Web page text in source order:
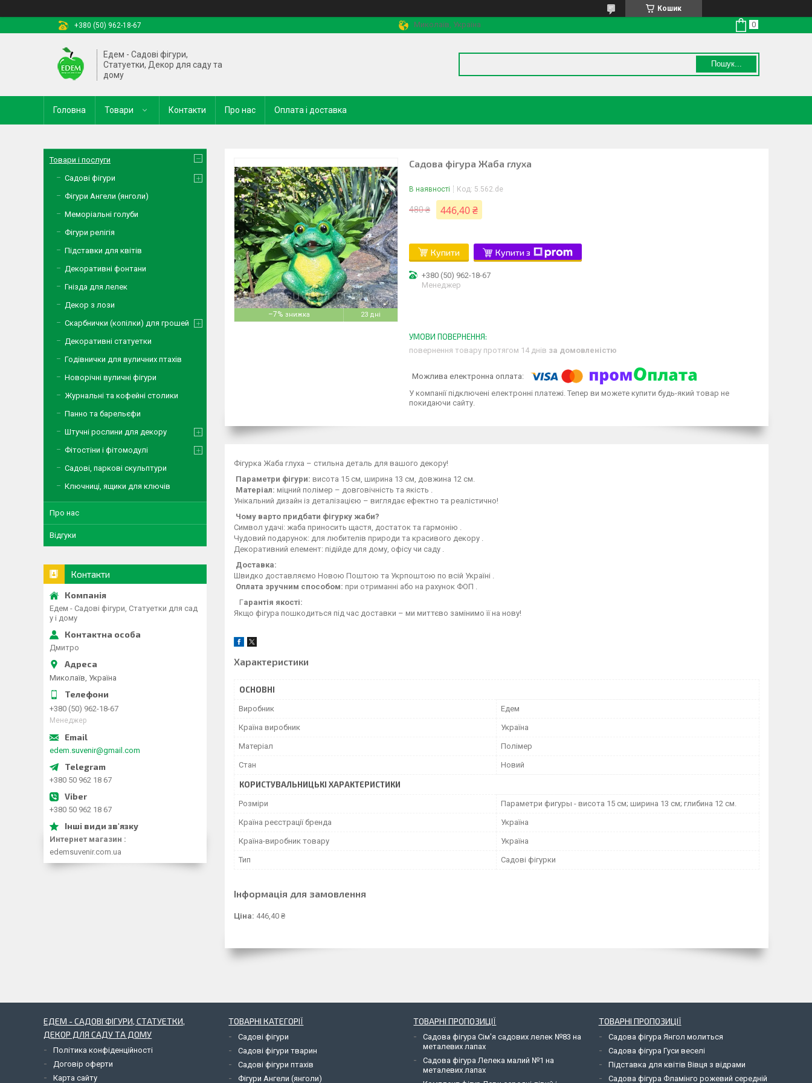
Кошик
+380 (50) 962-18-67
Миколаїв, Україна
Едем - Садові фігури,
Статуетки, Декор для саду та
дому
Пошук...
Головна Товари Контакти Про нас Оплата і доставка
–7% 23 дні
Садова фігура Жаба глуха
В наявності Код: 5.562.de
480 ₴ 446,40 ₴
Купити Купити з
+380 (50) 962-18-67
Менеджер
повернення товару протягом 14 днів за домовленістю
У компанії підключені електронні платежі. Тепер ви можете купити будь-який товар не
покидаючи сайту.
Фігурка Жаба глуха – стильна деталь для вашого декору!
Параметри фігури: висота 15 см, ширина 13 см, довжина 12 см.
Матеріал: міцний полімер – довговічність та якість .
Унікальний дизайн із деталізацією – виглядає ефектно та реалістично!
Чому варто придбати фігурку жаби?
Символ удачі: жаба приносить щастя, достаток та гармонію .
Чудовий подарунок: для любителів природи та красивого декору .
Декоративний елемент: підійде для дому, офісу чи саду .
Доставка:
Швидко доставляємо Новою Поштою та Укрпоштою по всій Україні .
Оплата зручним способом: при отриманні або на рахунок ФОП .
Гарантія якості:
Якщо фігура пошкодиться під час доставки – ми миттєво замінимо її на нову!
Характеристики
ОСНОВНІ
Виробник Едем
Країна виробник Україна
Матеріал Полімер
Стан Новий
КОРИСТУВАЛЬНИЦЬКІ ХАРАКТЕРИСТИКИ
Розміри Параметри фигуры - висота 15 см; ширина 13 см; глибина 12 см.
Країна реєстрації бренда Україна
Країна-виробник товару Україна
Тип Садові фігурки
Інформація для замовлення
Ціна: 446,40 ₴
Товари і послуги
Садові фігури
Фігури Ангели (янголи)
Меморіальні голуби
Фігури релігія
Підставки для квітів
Декоративні фонтани
Гнізда для лелек
Декор з лози
Скарбнички (копілки) для грошей
Декоративні статуетки
Годівнички для вуличних птахів
Новорічні вуличні фігури
Журнальні та кофейні столики
Панно та барельєфи
Штучні рослини для декору
Фітостіни і фітомодулі
Садові, паркові скульптури
Ключниці, ящики для ключів
Про нас
Відгуки
Контакти
Едем - Садові фігури, Статуетки для сад
у і дому
Дмитро
Миколаїв, Україна
+380 (50) 962-18-67
Менеджер
edem.suvenir@gmail.com
+380 50 962 18 67
+380 50 962 18 67
Интернет магазин
edemsuvenir.com.ua
ЕДЕМ - САДОВІ ФІГУРИ, СТАТУЕТКИ,
ДЕКОР ДЛЯ САДУ ТА ДОМУ
Політика конфіденційності
Договір оферти
Карта сайту
ТОВАРНІ КАТЕГОРІЇ
Садові фігури
Садові фігури тварин
Садові фігури птахів
Фігури Ангели (янголи)
ТОВАРНІ ПРОПОЗИЦІЇ
Садова фігура Сім'я садових лелек №83 на
металевих лапах
Садова фігура Лелека малий №1 на
металевих лапах
ТОВАРНІ ПРОПОЗИЦІЇ
Садова фігура Янгол молиться
Садова фігура Гуси веселі
Підставка для квітів Вівця з відрами
Садова фігура Фламінго рожевий середній